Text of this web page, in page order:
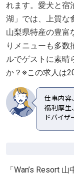
れます。愛犬と宿
湖」では、上質な
山梨県特産の豊富
りメニューも多数
ルでゲストに素晴
か？※この求人は
仕事内容
福利厚生
ドバイザ
「Wan’s Resort